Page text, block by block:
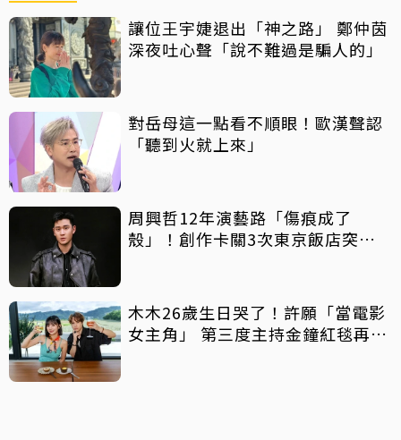
讓位王宇婕退出「神之路」 鄭仲茵
深夜吐心聲「說不難過是騙人的」
對岳母這一點看不順眼！歐漢聲認
「聽到火就上來」
周興哲12年演藝路「傷痕成了
殼」！創作卡關3次東京飯店突找
木木26歲生日哭了！許願「當電影
女主角」 第三度主持金鐘紅毯再喊